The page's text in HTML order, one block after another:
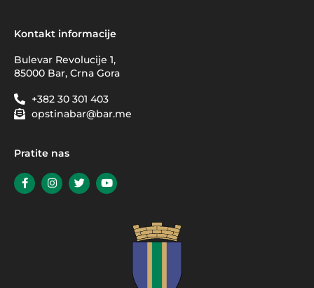
Kontakt informacije
Bulevar Revolucije 1,
85000 Bar, Crna Gora
+382 30 301 403
opstinabar@bar.me
Pratite nas